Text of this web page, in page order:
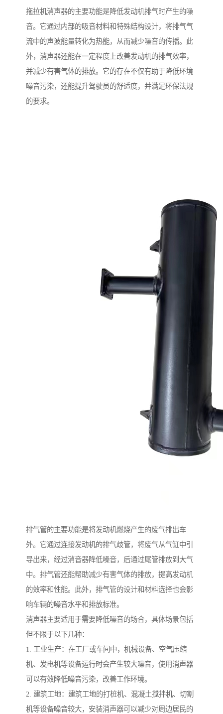
拖拉机消声器的主要功能是降低发动机排气时产生的噪
音。它通过内部的吸音材料和特殊结构设计，将排气气
流中的声波能量转化为热能，从而减少噪音的传播。此
外，消声器还能在一定程度上改善发动机的排气效率，
并减少有害气体的排放。它的存在不仅有助于降低环境
噪音污染，还能提升驾驶员的舒适度，并满足环保法规
的要求。
排气管的主要功能是将发动机燃烧产生的废气排出车
外。它通过连接发动机的排气歧管，将废气从气缸中引
导出来，经过消音器降低噪音，后通过尾管排放到大气
中。排气管还能帮助减少有害气体的排放，提高发动机
的效率和性能。此外，排气管的设计和材料选择也会影
响车辆的噪音水平和排放标准。
消声器主要适用于需要降低噪音的场合，具体场景包括
但不限于以下几种：
1. 工业生产：在工厂或车间中，机械设备、空气压缩
机、发电机等设备运行时会产生较大噪音，使用消声器
可以有效降低噪音污染，改善工作环境。
2. 建筑工地：建筑工地的打桩机、混凝土搅拌机、切割
机等设备噪音较大，安装消声器可以减少对周边居民的